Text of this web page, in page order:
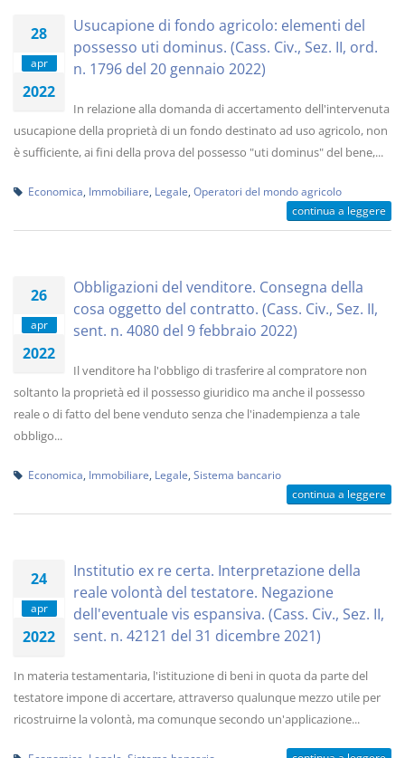
28
apr
2022
Usucapione di fondo agricolo: elementi del
possesso uti dominus. (Cass. Civ., Sez. II, ord.
n. 1796 del 20 gennaio 2022)
In relazione alla domanda di accertamento dell'intervenuta
usucapione della proprietà di un fondo destinato ad uso agricolo, non
è sufficiente, ai fini della prova del possesso "uti dominus" del bene,...
Economica Immobiliare Legale Operatori del mondo agricolo
continua a leggere
26
apr
2022
Obbligazioni del venditore. Consegna della
cosa oggetto del contratto. (Cass. Civ., Sez. II,
sent. n. 4080 del 9 febbraio 2022)
Il venditore ha l'obbligo di trasferire al compratore non
soltanto la proprietà ed il possesso giuridico ma anche il possesso
reale o di fatto del bene venduto senza che l'inadempienza a tale
obbligo...
Economica Immobiliare Legale Sistema bancario
continua a leggere
24
apr
2022
Institutio ex re certa. Interpretazione della
reale volontà del testatore. Negazione
dell'eventuale vis espansiva. (Cass. Civ., Sez. II,
sent. n. 42121 del 31 dicembre 2021)
In materia testamentaria, l'istituzione di beni in quota da parte del
testatore impone di accertare, attraverso qualunque mezzo utile per
ricostruirne la volontà, ma comunque secondo un'applicazione...